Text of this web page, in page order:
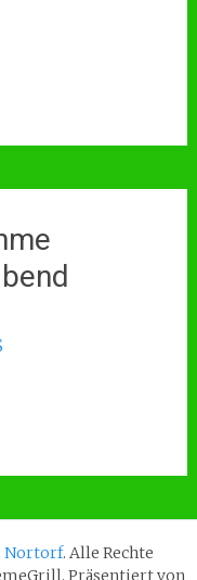
Nortorf. Alle Rechte
Präsentiert von